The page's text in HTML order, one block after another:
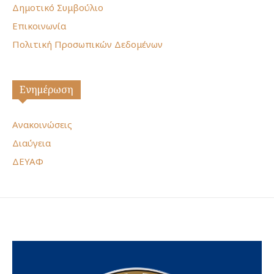
Δημοτικό Συμβούλιο
Επικοινωνία
Πολιτική Προσωπικών Δεδομένων
Ενημέρωση
Ανακοινώσεις
Διαύγεια
ΔΕΥΑΦ